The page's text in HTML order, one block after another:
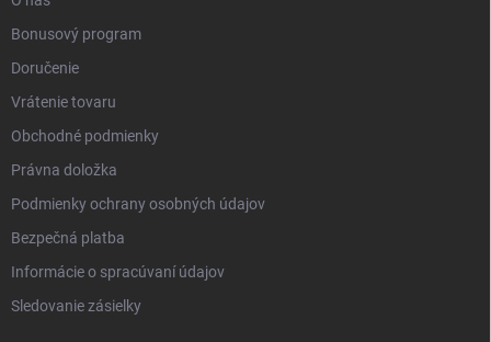
Bonusový program
Doručenie
Vrátenie tovaru
Obchodné podmienky
Právna doložka
Podmienky ochrany osobných údajov
Bezpečná platba
Informácie o spracúvaní údajov
Sledovanie zásielky